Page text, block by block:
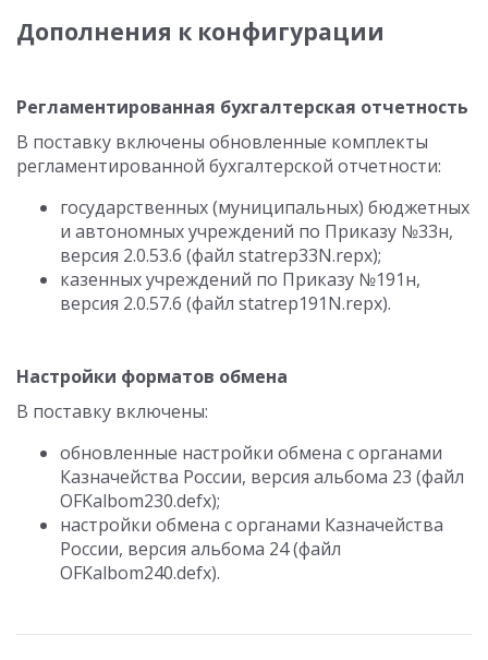
Дополнения к конфигурации
Регламентированная бухгалтерская отчетность
В поставку включены обновленные комплекты
регламентированной бухгалтерской отчетности:
государственных (муниципальных) бюджетных
и автономных учреждений по Приказу №33н,
версия 2.0.53.6 (файл statrep33N.repx);
казенных учреждений по Приказу №191н,
версия 2.0.57.6 (файл statrep191N.repx).
Настройки форматов обмена
В поставку включены:
обновленные настройки обмена с органами
Казначейства России, версия альбома 23 (файл
OFKalbom230.defx);
настройки обмена с органами Казначейства
России, версия альбома 24 (файл
OFKalbom240.defx).